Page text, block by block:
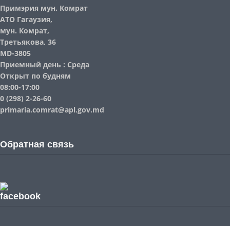
Примэрия мун. Комрат
АТО Гагаузия,
мун. Комрат,
Третьякова, 36
MD-3805
Приемный день : Среда
Открыт по будням
08:00-17:00
0 (298) 2-26-60
primaria.comrat@apl.gov.md
Обратная связь
facebook